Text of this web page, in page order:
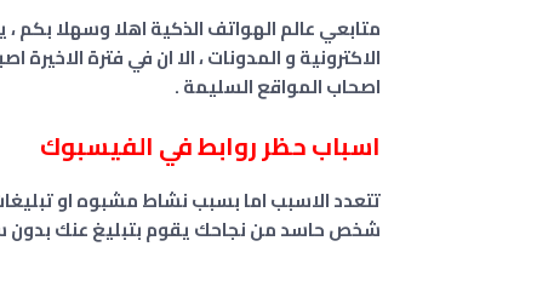
متابعي عالم الهواتف الذكية اهلا وسهلا بكم
الاكترونية و المدونات ، الا ان في فترة
اصحاب المواقع السليمة .
اسباب حظر روابط في الفيسبوك
تتعدد الاسبب اما بسبب نشاط مشبوه او
شخص حاسد من نجاحك يقوم بتبليغ عنك بدون